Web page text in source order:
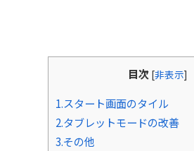
目次 [非表示]
1.スタート画面のタイル
2.タブレットモードの改善
3.その他